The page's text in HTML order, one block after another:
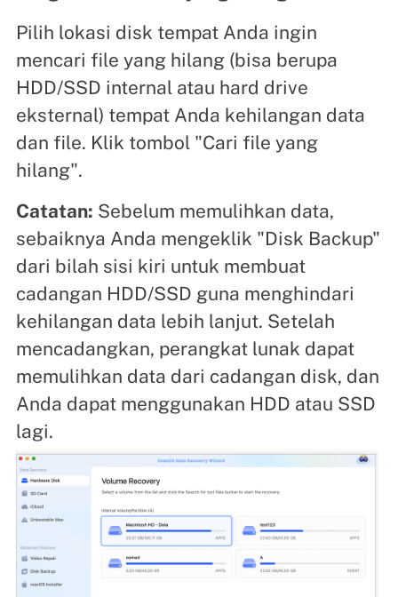
Pilih lokasi disk tempat Anda ingin
mencari file yang hilang (bisa berupa
HDD/SSD internal atau hard drive
eksternal) tempat Anda kehilangan data
dan file. Klik tombol "Cari file yang
hilang".
Catatan: Sebelum memulihkan data,
sebaiknya Anda mengeklik "Disk Backup"
dari bilah sisi kiri untuk membuat
cadangan HDD/SSD guna menghindari
kehilangan data lebih lanjut. Setelah
mencadangkan, perangkat lunak dapat
memulihkan data dari cadangan disk, dan
Anda dapat menggunakan HDD atau SSD
lagi.